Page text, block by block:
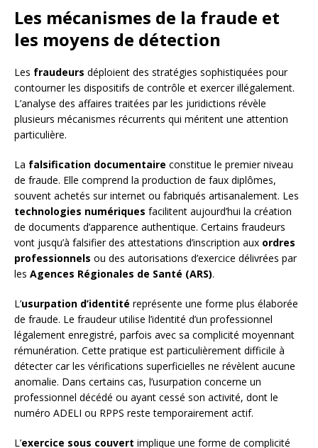
Les mécanismes de la fraude et
les moyens de détection
Les fraudeurs déploient des stratégies sophistiquées pour
contourner les dispositifs de contrôle et exercer illégalement.
L’analyse des affaires traitées par les juridictions révèle
plusieurs mécanismes récurrents qui méritent une attention
particulière.
La falsification documentaire constitue le premier niveau
de fraude. Elle comprend la production de faux diplômes,
souvent achetés sur internet ou fabriqués artisanalement. Les
technologies numériques facilitent aujourd’hui la création
de documents d’apparence authentique. Certains fraudeurs
vont jusqu’à falsifier des attestations d’inscription aux ordres
professionnels ou des autorisations d’exercice délivrées par
les Agences Régionales de Santé (ARS).
L’usurpation d’identité représente une forme plus élaborée
de fraude. Le fraudeur utilise l’identité d’un professionnel
légalement enregistré, parfois avec sa complicité moyennant
rémunération. Cette pratique est particulièrement difficile à
détecter car les vérifications superficielles ne révèlent aucune
anomalie. Dans certains cas, l’usurpation concerne un
professionnel décédé ou ayant cessé son activité, dont le
numéro ADELI ou RPPS reste temporairement actif.
L’exercice sous couvert implique une forme de complicité